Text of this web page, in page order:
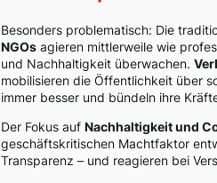
Besonders problematisch: Die
NGOs agieren mittlerweile wie
und Nachhaltigkeit überwachen.
mobilisieren die Öffentlichkeit über
immer besser und bündeln ihre
Der Fokus auf Nachhaltigkeit und
geschäftskritischen Machtfaktor
Transparenz – und reagieren bei